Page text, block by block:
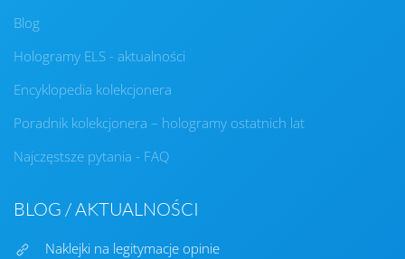
Blog
Hologramy ELS - aktualności
Encyklopedia kolekcjonera
Poradnik kolekcjonera – hologramy ostatnich lat
Najczęstsze pytania - FAQ
BLOG / AKTUALNOŚCI
Naklejki na legitymacje opinie